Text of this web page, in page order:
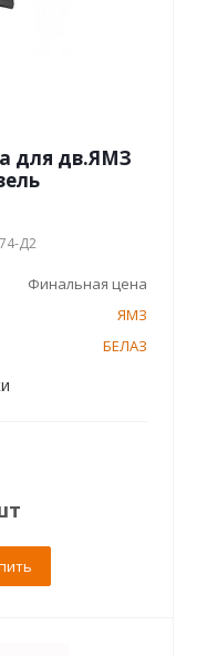
для дв.ЯМЗ
Д2
Финальная цена
ЯМЗ
БЕЛАЗ